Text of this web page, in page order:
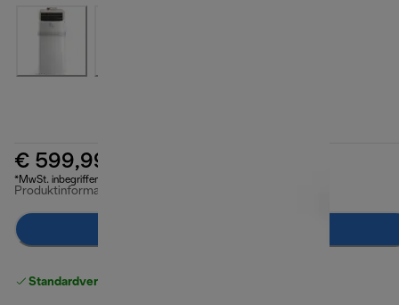
€ 599,99
*MwSt. inbegriffen
Produktinformationen
Standardversand kostenlos